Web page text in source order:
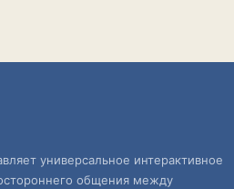
универсальное интерактивное
общения между